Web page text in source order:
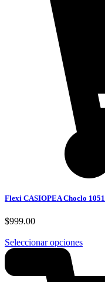
Flexi CASIOPEA Choclo
$999.00
Seleccionar opciones